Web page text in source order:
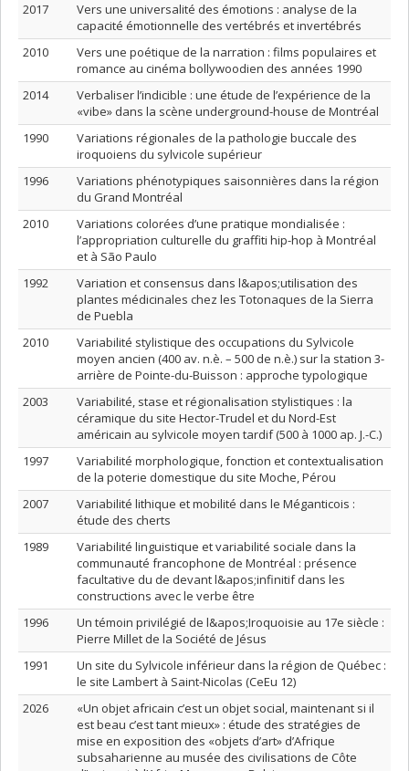
2017
Vers une universalité des émotions : analyse de la
capacité émotionnelle des vertébrés et invertébrés
2010
Vers une poétique de la narration : films populaires et
romance au cinéma bollywoodien des années 1990
2014
Verbaliser l’indicible : une étude de l’expérience de la
«vibe» dans la scène underground-house de Montréal
1990
Variations régionales de la pathologie buccale des
iroquoiens du sylvicole supérieur
1996
Variations phénotypiques saisonnières dans la région
du Grand Montréal
2010
Variations colorées d’une pratique mondialisée :
l’appropriation culturelle du graffiti hip-hop à Montréal
et à São Paulo
1992
Variation et consensus dans l&apos;utilisation des
plantes médicinales chez les Totonaques de la Sierra
de Puebla
2010
Variabilité stylistique des occupations du Sylvicole
moyen ancien (400 av. n.è. – 500 de n.è.) sur la station 3-
arrière de Pointe-du-Buisson : approche typologique
2003
Variabilité, stase et régionalisation stylistiques : la
céramique du site Hector-Trudel et du Nord-Est
américain au sylvicole moyen tardif (500 à 1000 ap. J.-C.)
1997
Variabilité morphologique, fonction et contextualisation
de la poterie domestique du site Moche, Pérou
2007
Variabilité lithique et mobilité dans le Méganticois :
étude des cherts
1989
Variabilité linguistique et variabilité sociale dans la
communauté francophone de Montréal : présence
facultative du de devant l&apos;infinitif dans les
constructions avec le verbe être
1996
Un témoin privilégié de l&apos;Iroquoisie au 17e siècle :
Pierre Millet de la Société de Jésus
1991
Un site du Sylvicole inférieur dans la région de Québec :
le site Lambert à Saint-Nicolas (CeEu 12)
2026
«Un objet africain c’est un objet social, maintenant si il
est beau c’est tant mieux» : étude des stratégies de
mise en exposition des «objets d’art» d’Afrique
subsaharienne au musée des civilisations de Côte